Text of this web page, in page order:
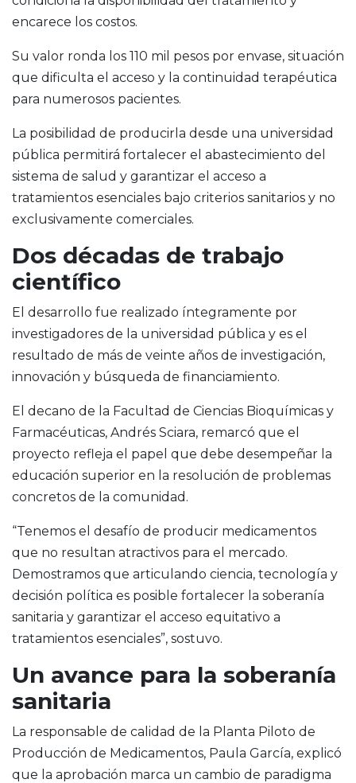
encarece los costos.
Su valor ronda los 110 mil pesos por envase, situación
que dificulta el acceso y la continuidad terapéutica
para numerosos pacientes.
La posibilidad de producirla desde una universidad
pública permitirá fortalecer el abastecimiento del
sistema de salud y garantizar el acceso a
tratamientos esenciales bajo criterios sanitarios y no
exclusivamente comerciales.
Dos décadas de trabajo
científico
El desarrollo fue realizado íntegramente por
investigadores de la universidad pública y es el
resultado de más de veinte años de investigación,
innovación y búsqueda de financiamiento.
El decano de la Facultad de Ciencias Bioquímicas y
Farmacéuticas, Andrés Sciara, remarcó que el
proyecto refleja el papel que debe desempeñar la
educación superior en la resolución de problemas
concretos de la comunidad.
“Tenemos el desafío de producir medicamentos
que no resultan atractivos para el mercado.
Demostramos que articulando ciencia, tecnología y
decisión política es posible fortalecer la soberanía
sanitaria y garantizar el acceso equitativo a
tratamientos esenciales”, sostuvo.
Un avance para la soberanía
sanitaria
La responsable de calidad de la Planta Piloto de
Producción de Medicamentos, Paula García, explicó
que la aprobación marca un cambio de paradigma